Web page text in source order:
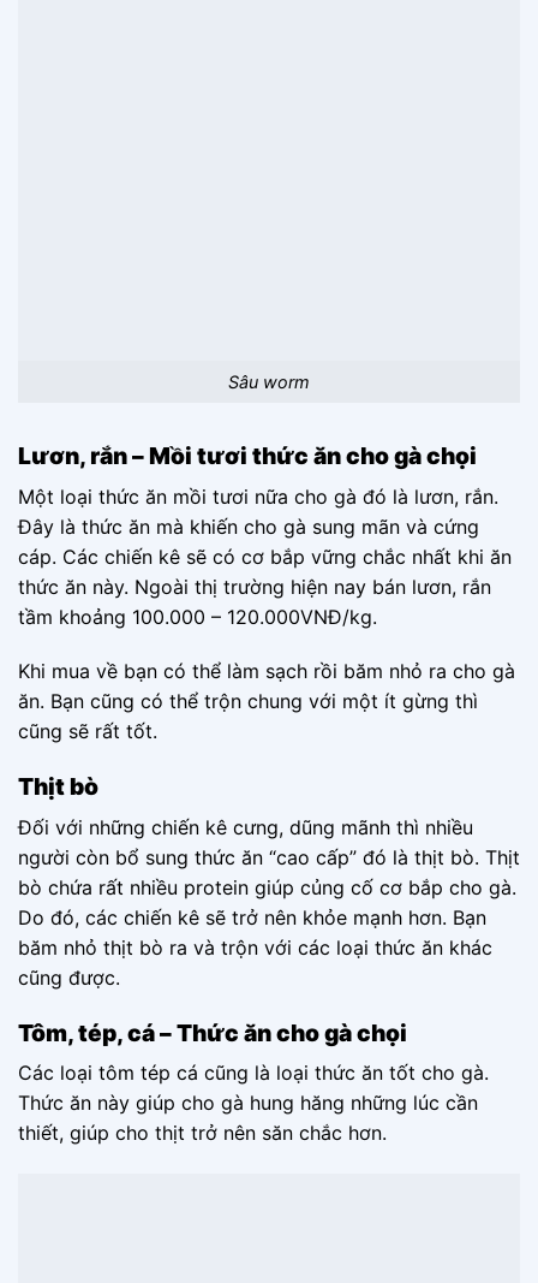
Sâu worm
Lươn, rắn – Mồi tươi thức ăn cho gà chọi
Một loại thức ăn mồi tươi nữa cho gà đó là lươn, rắn.
Đây là thức ăn mà khiến cho gà sung mãn và cứng
cáp. Các chiến kê sẽ có cơ bắp vững chắc nhất khi ăn
thức ăn này. Ngoài thị trường hiện nay bán lươn, rắn
tầm khoảng 100.000 – 120.000VNĐ/kg.
Khi mua về bạn có thể làm sạch rồi băm nhỏ ra cho gà
ăn. Bạn cũng có thể trộn chung với một ít gừng thì
cũng sẽ rất tốt.
Thịt bò
Đối với những chiến kê cưng, dũng mãnh thì nhiều
người còn bổ sung thức ăn “cao cấp” đó là thịt bò. Thịt
bò chứa rất nhiều protein giúp củng cố cơ bắp cho gà.
Do đó, các chiến kê sẽ trở nên khỏe mạnh hơn. Bạn
băm nhỏ thịt bò ra và trộn với các loại thức ăn khác
cũng được.
Tôm, tép, cá – Thức ăn cho gà chọi
Các loại tôm tép cá cũng là loại thức ăn tốt cho gà.
Thức ăn này giúp cho gà hung hăng những lúc cần
thiết, giúp cho thịt trở nên săn chắc hơn.